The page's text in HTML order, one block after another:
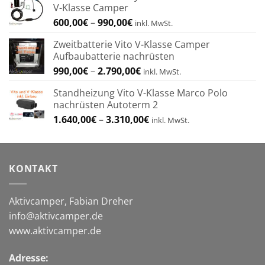
V-Klasse Camper
600,00€–990,00€Preisspanne:
bis
990,00€
inkl. MwSt.
Zweitbatterie Vito V-Klasse Camper
Aufbaubatterie nachrüsten
990,00€–2.790,00€Preisspanne:
bis
2.790,00€
inkl. MwSt.
Standheizung Vito V-Klasse Marco Polo
nachrüsten Autoterm 2
1.640,00€–3.310,00€Preisspanne:
bis
inkl. MwSt.
KONTAKT
Aktivcamper, Fabian Dreher
info@aktivcamper.de
www.aktivcamper.de
Adresse: